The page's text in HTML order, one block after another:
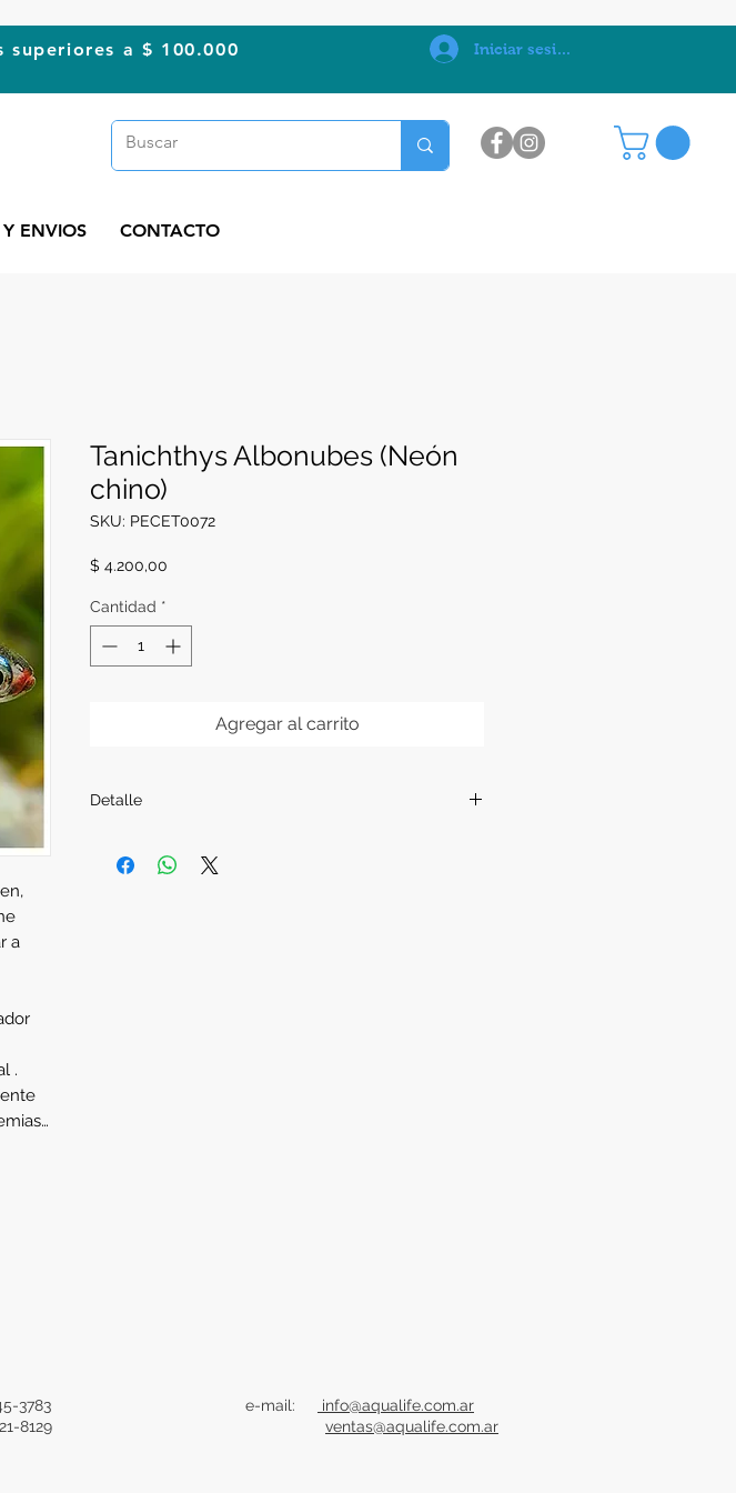
superiores a $ 100.000 Iniciar sesión
ENVIOS CONTACTO
a
.
Tanichthys Albonubes (Neón
chino)
SKU: PECET0072
$ 4.200,00
Cantidad *
Agregar al carrito
Detalle
Alimentación:
Alimento en escamas, pellets, etc.
3783
8129
e-mail:
info@aqualife.com.ar
ventas@aqualife.com.ar